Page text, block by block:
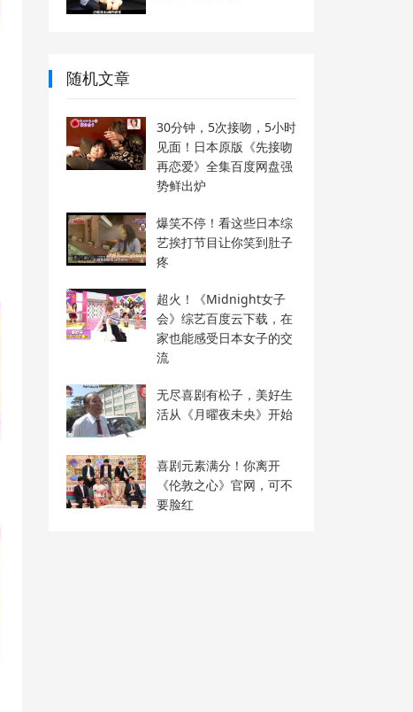
随机文章
30分钟，5次接吻，5小时
见面！日本原版《先接吻
再恋爱》全集百度网盘强
势鲜出炉
爆笑不停！看这些日本综
艺挨打节目让你笑到肚子
疼
超火！《Midnight女子
会》综艺百度云下载，在
家也能感受日本女子的交
流
无尽喜剧有松子，美好生
活从《月曜夜未央》开始
喜剧元素满分！你离开
《伦敦之心》官网，可不
要脸红